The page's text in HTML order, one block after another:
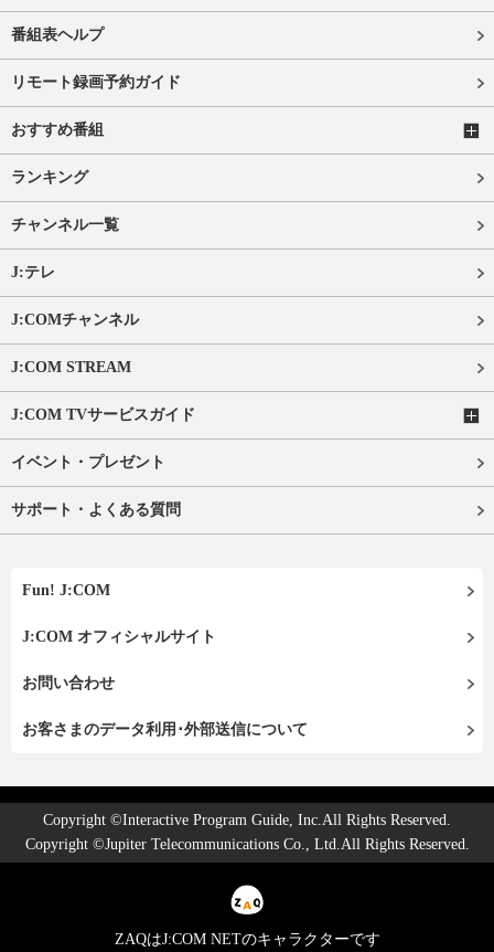
番組表ヘルプ
リモート録画予約ガイド
おすすめ番組
ランキング
チャンネル一覧
J:テレ
J:COMチャンネル
J:COM STREAM
J:COM TVサービスガイド
イベント・プレゼント
サポート・よくある質問
Fun! J:COM
J:COM オフィシャルサイト
お問い合わせ
お客さまのデータ利用･外部送信について
Copyright ©Interactive Program Guide, Inc.All Rights Reserved.
Copyright ©Jupiter Telecommunications Co., Ltd.All Rights Reserved.
ZAQはJ:COM NETのキャラクターです